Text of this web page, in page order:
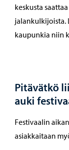
keskusta
jalankulkijoista.
kaupunkia niin
Pitävätkö
auki
Festivaalin
asiakkaitaan